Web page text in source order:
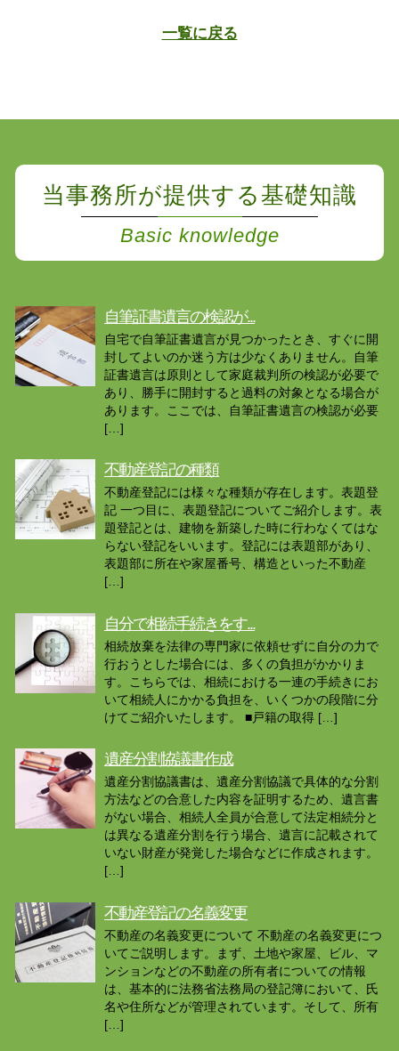
一覧に戻る
当事務所が提供する基礎知識
Basic knowledge
自筆証書遺言の検認が...
自宅で自筆証書遺言が見つかったとき、すぐに開
封してよいのか迷う方は少なくありません。自筆
証書遺言は原則として家庭裁判所の検認が必要で
あり、勝手に開封すると過料の対象となる場合が
あります。ここでは、自筆証書遺言の検認が必要
[…]
不動産登記の種類
不動産登記には様々な種類が存在します。表題登
記 一つ目に、表題登記についてご紹介します。表
題登記とは、建物を新築した時に行わなくてはな
らない登記をいいます。登記には表題部があり、
表題部に所在や家屋番号、構造といった不動産
[…]
自分で相続手続きをす...
相続放棄を法律の専門家に依頼せずに自分の力で
行おうとした場合には、多くの負担がかかりま
す。こちらでは、相続における一連の手続きにお
いて相続人にかかる負担を、いくつかの段階に分
けてご紹介いたします。 ■戸籍の取得 […]
遺産分割協議書作成
遺産分割協議書は、遺産分割協議で具体的な分割
方法などの合意した内容を証明するため、遺言書
がない場合、相続人全員が合意して法定相続分と
は異なる遺産分割を行う場合、遺言に記載されて
いない財産が発覚した場合などに作成されます。
[…]
不動産登記の名義変更
不動産の名義変更について 不動産の名義変更につ
いてご説明します。まず、土地や家屋、ビル、マ
ンションなどの不動産の所有者についての情報
は、基本的に法務省法務局の登記簿において、氏
名や住所などが管理されています。そして、所有
[…]